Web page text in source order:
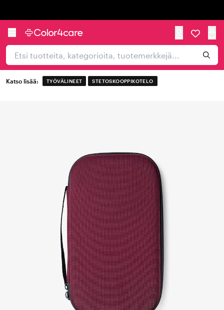
Katso lisää: TYÖVÄLINEET STETOSKOOPPIKOTELO